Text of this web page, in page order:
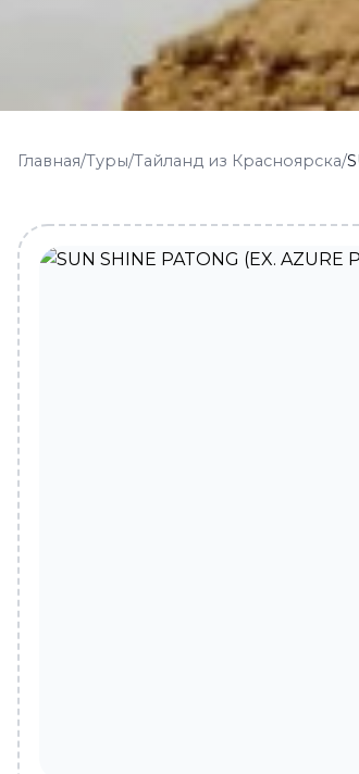
Главная/Туры/Тайланд из Красноярска/